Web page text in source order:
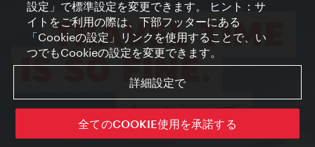
設定」で標準設定を変更できます。 ヒント：サ
イトをご利用の際は、下部フッターにある
「Cookieの設定」リンクを使用することで、い
つでもCookieの設定を変更できます。
詳細設定で
全てのCOOKIE使用を承諾する